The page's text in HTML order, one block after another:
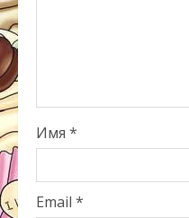
Имя *
Email *